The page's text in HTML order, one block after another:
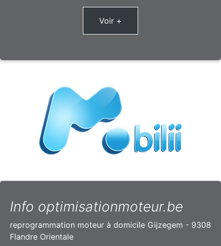
Voir +
Info optimisationmoteur.be
reprogrammation moteur à domicile Gijzegem - 9308
Flandre Orientale